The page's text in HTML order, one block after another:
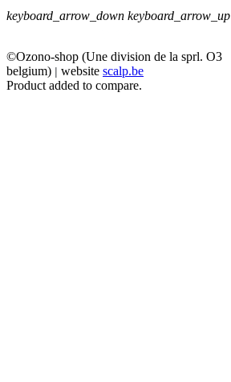
keyboard_arrow_down keyboard_arrow_up
©Ozono-shop (Une division de la sprl. O3
belgium) | website scalp.be
Product added to compare.